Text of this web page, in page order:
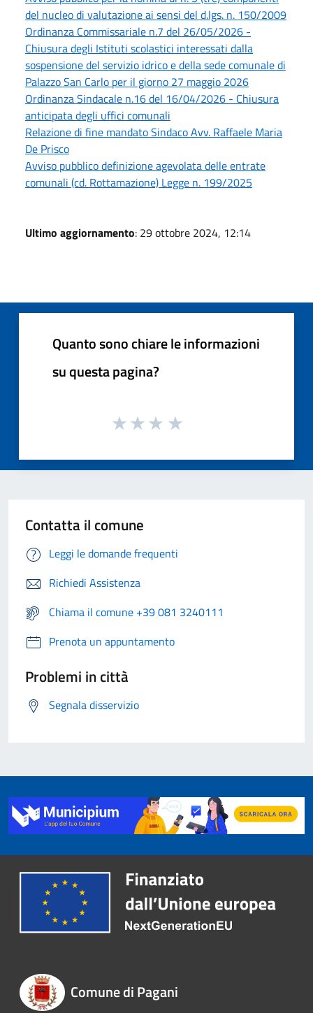
del nucleo di valutazione ai sensi del d.lgs. n. 150/2009
Ordinanza Commissariale n.7 del 26/05/2026 -
Chiusura degli Istituti scolastici interessati dalla
sospensione del servizio idrico e della sede comunale di
Palazzo San Carlo per il giorno 27 maggio 2026
Ordinanza Sindacale n.16 del 16/04/2026 - Chiusura
anticipata degli uffici comunali
Relazione di fine mandato Sindaco Avv. Raffaele Maria
De Prisco
Avviso pubblico definizione agevolata delle entrate
comunali (cd. Rottamazione) Legge n. 199/2025
Ultimo aggiornamento: 29 ottobre 2024, 12:14
Quanto sono chiare le informazioni
su questa pagina?
Contatta il comune
Leggi le domande frequenti
Richiedi Assistenza
Chiama il comune +39 081 3240111
Prenota un appuntamento
Problemi in città
Segnala disservizio
Comune di Pagani